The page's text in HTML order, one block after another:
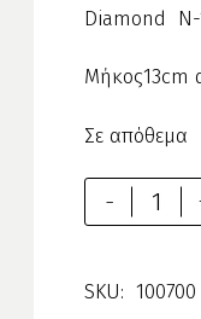
Diamond N-
Μήκος13cm
Σε απόθεμα
-
Εργαλείο
Μανικιούρ-
Art-
SKU: 100700